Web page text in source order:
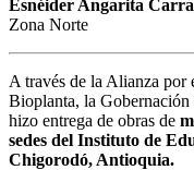
Esnéider Angarita
Zona Norte
A través de la Alianza por
Bioplanta, la
hizo entrega de obras de
sedes del Instituto de
Chigorodó, Antioquia.